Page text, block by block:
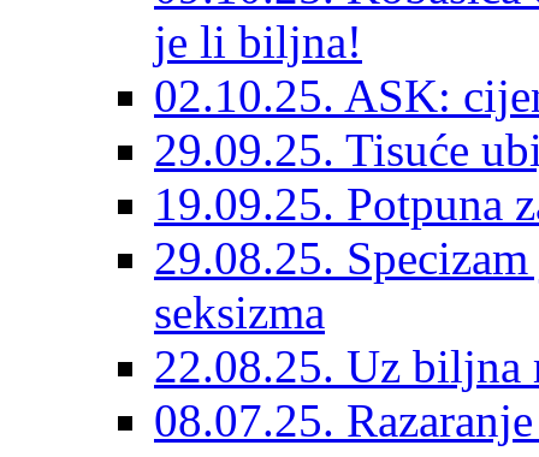
je li biljna!
02.10.25. ASK:
29.09.25. Tisuće
19.09.25. Potpuna
29.08.25.
seksizma
22.08.25. Uz
08.07.25.